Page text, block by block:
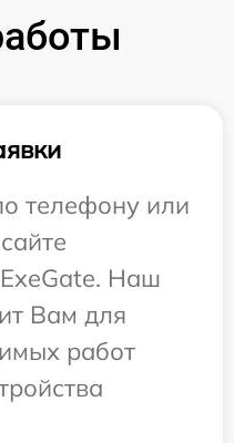
телефону или
Наш
Вам для
работ